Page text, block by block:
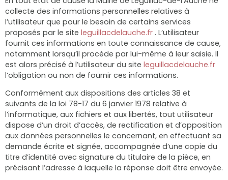
collecte des informations personnelles relatives à
l’utilisateur que pour le besoin de certains services
proposés par le site leguillacdelauche.fr . L’utilisateur
fournit ces informations en toute connaissance de cause,
notamment lorsqu’il procède par lui-même à leur saisie. Il
est alors précisé à l’utilisateur du site leguillacdelauche.fr
l’obligation ou non de fournir ces informations.
Conformément aux dispositions des articles 38 et
suivants de la loi 78-17 du 6 janvier 1978 relative à
l’informatique, aux fichiers et aux libertés, tout utilisateur
dispose d’un droit d’accès, de rectification et d’opposition
aux données personnelles le concernant, en effectuant sa
demande écrite et signée, accompagnée d’une copie du
titre d’identité avec signature du titulaire de la pièce, en
précisant l’adresse à laquelle la réponse doit être envoyée.